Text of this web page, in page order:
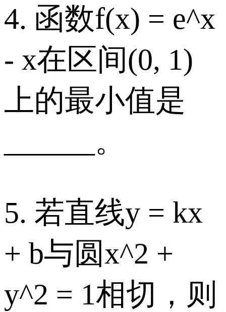
4. 函数f(x) = e^x
- x在区间(0, 1)
上的最小值是
______。
5. 若直线y = kx
+ b与圆x^2 +
y^2 = 1相切，则